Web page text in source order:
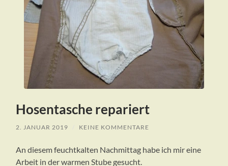
Hosentasche repariert
2. JANUAR 2019 KEINE KOMMENTARE
An diesem feuchtkalten Nachmittag habe ich mir eine
Arbeit in der warmen Stube gesucht.